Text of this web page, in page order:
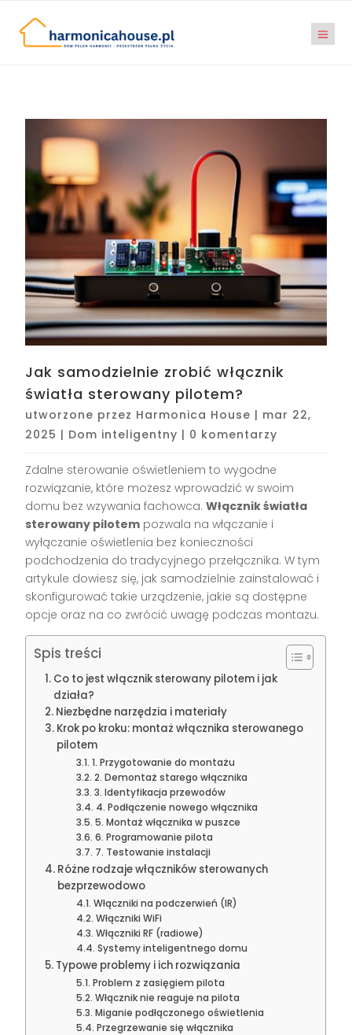
Jak samodzielnie zrobić włącznik
światła sterowany pilotem?
utworzone przez Harmonica House | mar 22,
2025 | Dom inteligentny | 0 komentarzy
Zdalne sterowanie oświetleniem to wygodne
rozwiązanie, które możesz wprowadzić w swoim
domu bez wzywania fachowca.Włącznik światła
sterowany pilotem pozwala na włączanie i
wyłączanie oświetlenia bez konieczności
podchodzenia do tradycyjnego przełącznika. W tym
artykule dowiesz się, jak samodzielnie zainstalować i
skonfigurować takie urządzenie, jakie są dostępne
opcje oraz na co zwrócić uwagę podczas montażu.
Spis treści
Co to jest włącznik sterowany pilotem i jak
działa?
Niezbędne narzędzia i materiały
Krok po kroku: montaż włącznika sterowanego
pilotem
1. Przygotowanie do montażu
2. Demontaż starego włącznika
3. Identyfikacja przewodów
4. Podłączenie nowego włącznika
5. Montaż włącznika w puszce
6. Programowanie pilota
7. Testowanie instalacji
Różne rodzaje włączników sterowanych
bezprzewodowo
Włączniki na podczerwień (IR)
Włączniki WiFi
Włączniki RF (radiowe)
Systemy inteligentnego domu
Typowe problemy i ich rozwiązania
Problem z zasięgiem pilota
Włącznik nie reaguje na pilota
Miganie podłączonego oświetlenia
Przegrzewanie się włącznika